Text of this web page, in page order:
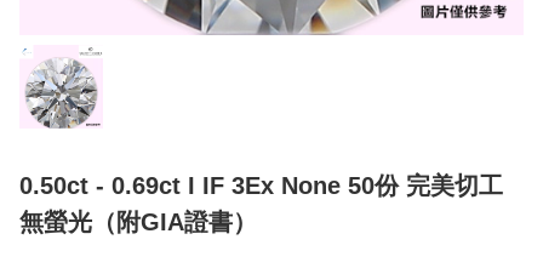
0.50ct - 0.69ct I IF 3Ex None 50份 完美切工
無螢光（附GIA證書）